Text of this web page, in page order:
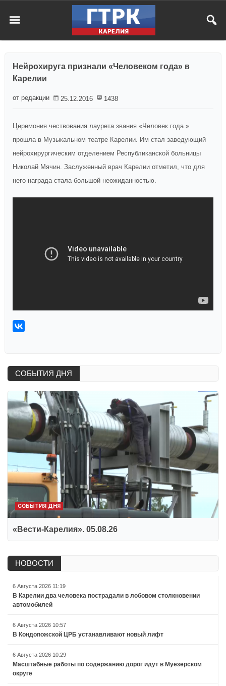
Нейрохируга признали «Человеком года» в
Карелии
от редакции 25.12.2016 1438
Церемония чествования лаурета звания «Человек года »
прошла в Музыкальном театре Карелии. Им стал заведующий
нейрохирургическим отделением Республиканской больницы
Николай Мячин. Заслуженный врач Карелии отметил, что для
него награда стала большой неожиданностью.
СОБЫТИЯ ДНЯ
СОБЫТИЯ ДНЯ
«Вести-Карелия». 05.08.26
НОВОСТИ
6 Августа 2026 11:19
В Карелии два человека пострадали в лобовом столкновении
автомобилей
6 Августа 2026 10:57
В Кондопожской ЦРБ устанавливают новый лифт
6 Августа 2026 10:29
Масштабные работы по содержанию дорог идут в Муезерском
округе